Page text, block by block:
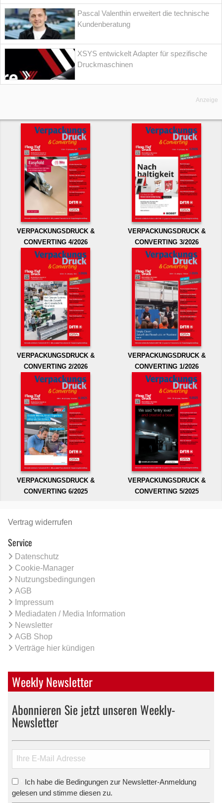
Pascal Valenthin erweitert die technische
Kundenberatung
XSYS entwickelt Adapter für spezifische
Druckmaschinen
Anzeige
VERPACKUNGSDRUCK &
CONVERTING 4/2026
VERPACKUNGSDRUCK &
CONVERTING 3/2026
VERPACKUNGSDRUCK &
CONVERTING 2/2026
VERPACKUNGSDRUCK &
CONVERTING 1/2026
VERPACKUNGSDRUCK &
CONVERTING 6/2025
VERPACKUNGSDRUCK &
CONVERTING 5/2025
Vertrag widerrufen
Service
Datenschutz
Cookie-Manager
Nutzungsbedingungen
AGB
Impressum
Mediadaten / Media Information
Newsletter
AGB Shop
Verträge hier kündigen
Weekly Newsletter
Abonnieren Sie jetzt unseren Weekly-
Newsletter
Ich habe die Bedingungen zur Newsletter-Anmeldung
gelesen und stimme diesen zu.